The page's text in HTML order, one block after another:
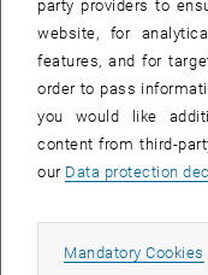
360° Zeitraffervideos
Social-Media Kanälen:
facebook.com/
instagram.com/
YouTube
Auf dieser passathon-
party providers to
website, for
features, and for
order to pass
you would like
content from third-
our Data protection
Mandatory Cookies